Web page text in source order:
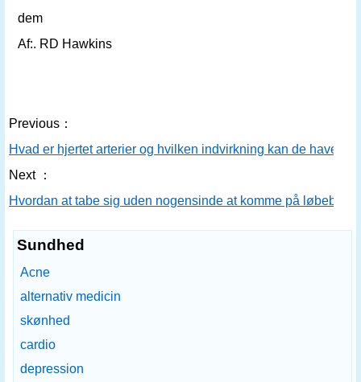
dem
Af:. RD Hawkins
Previous：
Hvad er hjertet arterier og hvilken indvirkning kan de have
Next ：
Hvordan at tabe sig uden nogensinde at komme på løbebånd
Sundhed
Acne
alternativ medicin
skønhed
cardio
depression